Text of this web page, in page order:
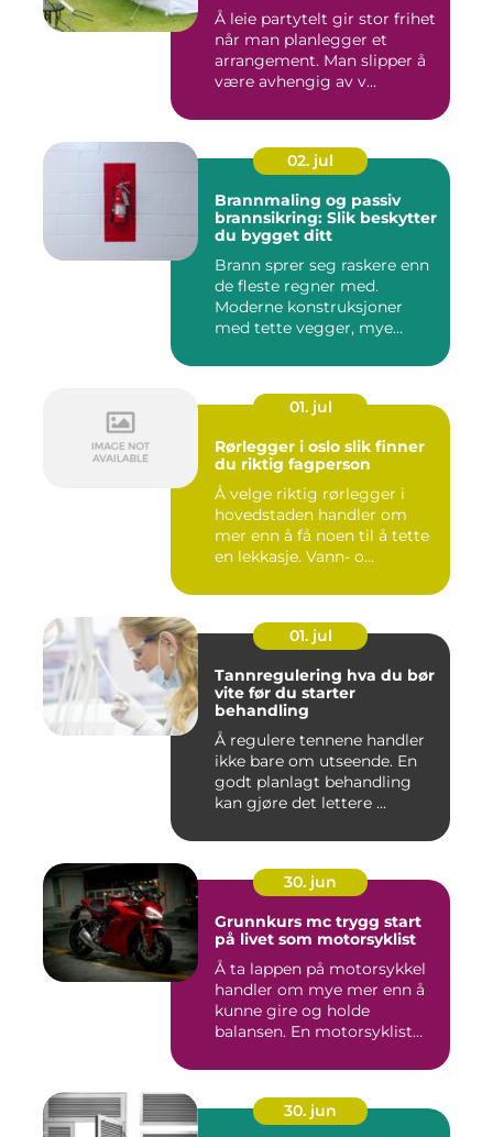
Å leie partytelt gir stor frihet
når man planlegger et
arrangement. Man slipper å
være avhengig av v...
02. jul
Brannmaling og passiv
brannsikring: Slik beskytter
du bygget ditt
Brann sprer seg raskere enn
de fleste regner med.
Moderne konstruksjoner
med tette vegger, mye
01. jul
Rørlegger i oslo slik finner
du riktig fagperson
Å velge riktig rørlegger i
hovedstaden handler om
mer enn å få noen til å tette
en lekkasje. Vann- o...
01. jul
Tannregulering hva du bør
vite før du starter
behandling
Å regulere tennene handler
ikke bare om utseende. En
godt planlagt behandling
kan gjøre det lettere ...
30. jun
Grunnkurs mc trygg start
på livet som motorsyklist
Å ta lappen på motorsykkel
handler om mye mer enn å
kunne gire og holde
balansen. En motorsyklist
30. jun